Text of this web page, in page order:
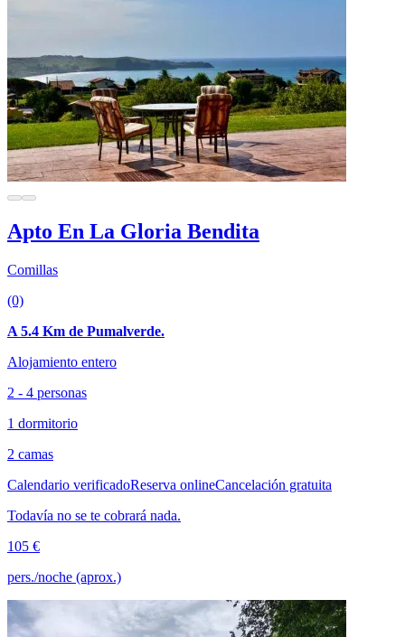
Apto En La Gloria Bendita
Comillas
(0)
A 5.4 Km de Pumalverde.
Alojamiento entero
2 - 4 personas
1 dormitorio
2 camas
Calendario verificadoReserva onlineCancelación gratuita
Todavía no se te cobrará nada.
105 €
pers./noche (aprox.)